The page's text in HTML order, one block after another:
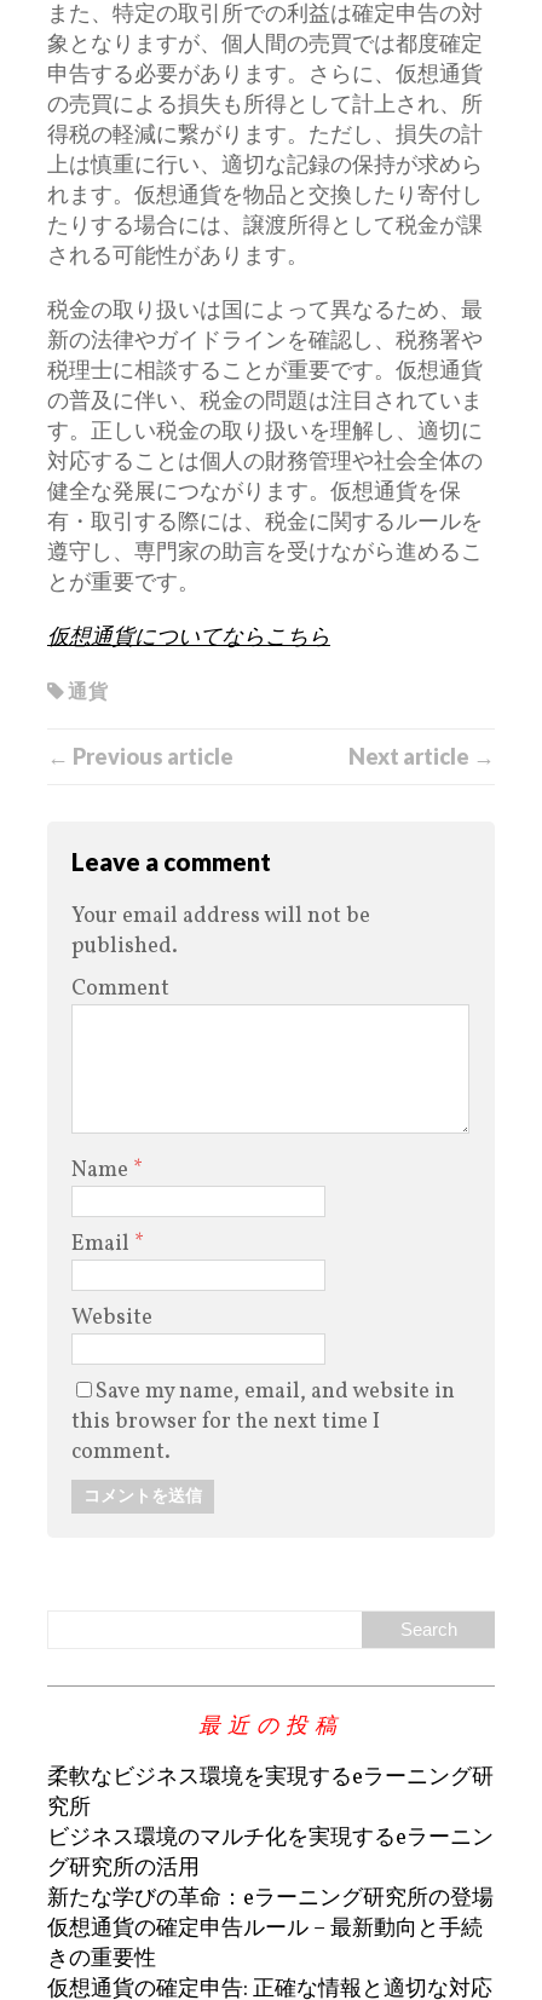
また、特定の取引所での利益は確定申告の対
象となりますが、個人間の売買では都度確定
申告する必要があります。さらに、仮想通貨
の売買による損失も所得として計上され、所
得税の軽減に繋がります。ただし、損失の計
上は慎重に行い、適切な記録の保持が求めら
れます。仮想通貨を物品と交換したり寄付し
たりする場合には、譲渡所得として税金が課
される可能性があります。
税金の取り扱いは国によって異なるため、最
新の法律やガイドラインを確認し、税務署や
税理士に相談することが重要です。仮想通貨
の普及に伴い、税金の問題は注目されていま
す。正しい税金の取り扱いを理解し、適切に
対応することは個人の財務管理や社会全体の
健全な発展につながります。仮想通貨を保
有・取引する際には、税金に関するルールを
遵守し、専門家の助言を受けながら進めるこ
とが重要です。
仮想通貨についてならこちら
通貨
← Previous article Next article →
Leave a comment
Your email address will not be
published.
Comment
Name *
Email *
Website
Save my name, email, and website in
this browser for the next time I
comment.
最近の投稿
柔軟なビジネス環境を実現するeラーニング研
究所
ビジネス環境のマルチ化を実現するeラーニン
グ研究所の活用
新たな学びの革命：eラーニング研究所の登場
仮想通貨の確定申告ルール – 最新動向と手続
きの重要性
仮想通貨の確定申告: 正確な情報と適切な対応